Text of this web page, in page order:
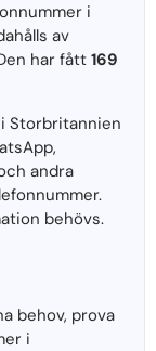
i
av
har fått 169
Storbritannien
andra
behövs.
behov, prova
i